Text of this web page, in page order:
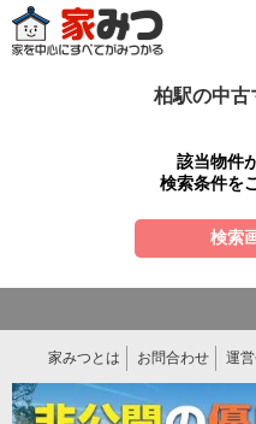
柏駅の中古
該当物件
検索条件を
検索
家みつとは お問合わせ 運